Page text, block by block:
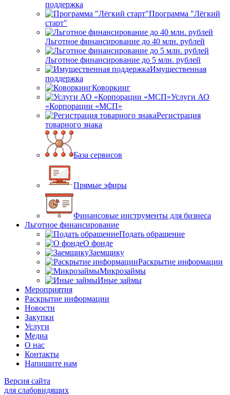
поддержка
Программа "Лёгкий
старт"
Льготное финансирование до 40 млн. рублей
Льготное финансирование до 5 млн. рублей
Имущественная
поддержка
Коворкинг
Услуги АО
«Корпорации «МСП»
Регистрация
товарного знака
База сервисов
Прямые эфиры
Финансовые инструменты для бизнеса
Льготное финансирование
Подать обращение
О фонде
Заемщику
Раскрытие информации
Микрозаймы
Иные займы
Мероприятия
Раскрытие информации
Новости
Закупки
Услуги
Медиа
О нас
Контакты
Напишите нам
Версия сайта
для слабовидящих